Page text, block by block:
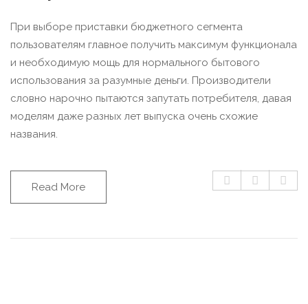
При выборе приставки бюджетного сегмента
пользователям главное получить максимум функционала
и необходимую мощь для нормального бытового
использования за разумные деньги. Производители
словно нарочно пытаются запутать потребителя, давая
моделям даже разных лет выпуска очень схожие
названия.
Read More